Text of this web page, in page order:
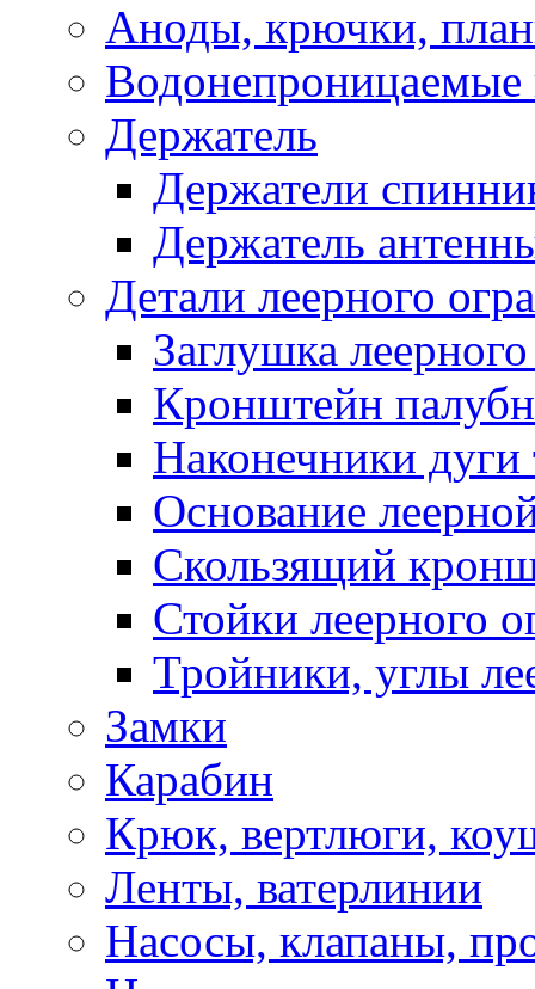
Аноды, крючки,
Водонепроницаемые
Держатель
Держатели
Держатель
Детали леерного
Заглушка
Кронштейн
Наконечники дуги
Основание
Скользящий
Стойки леерного
Тройники, углы
Замки
Карабин
Крюк, вертлюги,
Ленты, ватерлинии
Насосы, клапаны,